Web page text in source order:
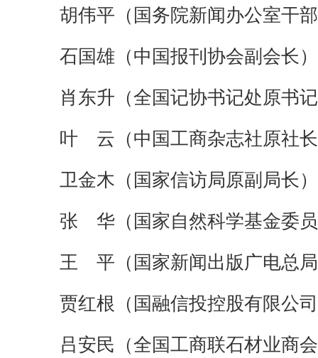
胡伟平（国务院新闻办公室干部
石国雄（中国报刊协会副会长）
肖东升（全国记协书记处原书
叶 云（中国工商杂志社原社
卫金木（国家信访局原副局长）
张 华（国家自然科学基金委员
王 平（国家新闻出版广电总局
贾红根（国融信投控股有限公司
吕安民（全国工商联石材业商会